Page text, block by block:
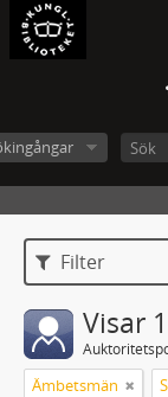
Filter
Visar
Ämbetsmän